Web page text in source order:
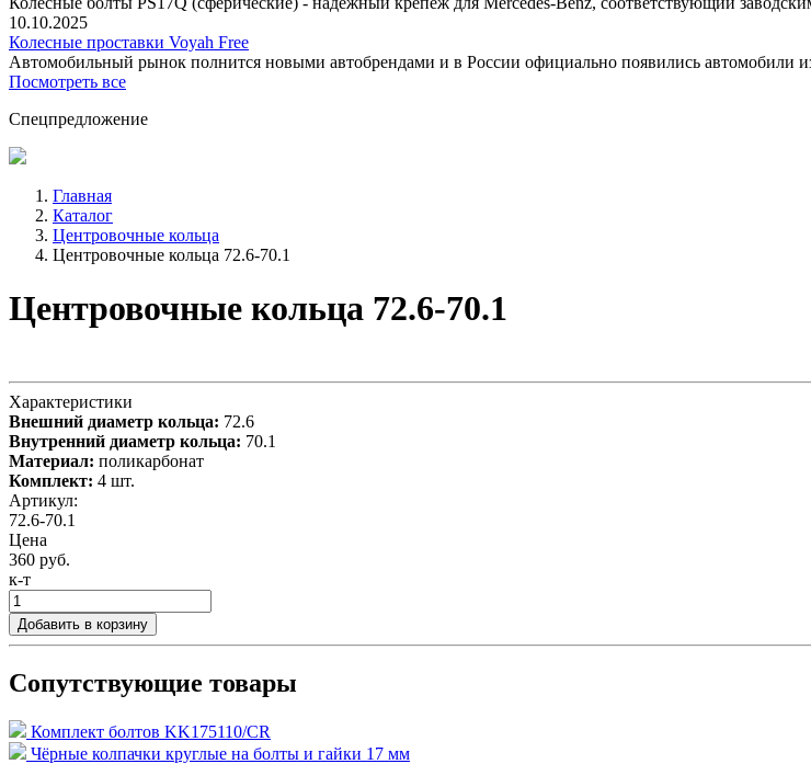
10.10.2025
Колесные проставки Voyah Free
Автомобильный рынок полнится новыми автобрендами и в России официально появились
Посмотреть все
Спецпредложение
Главная
Каталог
Центровочные кольца
Центровочные кольца 72.6-70.1
Центровочные кольца 72.6-70.1
Характеристики
Внешний диаметр кольца: 72.6
Внутренний диаметр кольца: 70.1
Материал: поликарбонат
Комплект: 4 шт.
Артикул:
72.6-70.1
Цена
360 руб.
к-т
Добавить в корзину
Сопутствующие товары
Комплект болтов KK175110/CR
Чёрные колпачки круглые на болты и гайки 17 мм